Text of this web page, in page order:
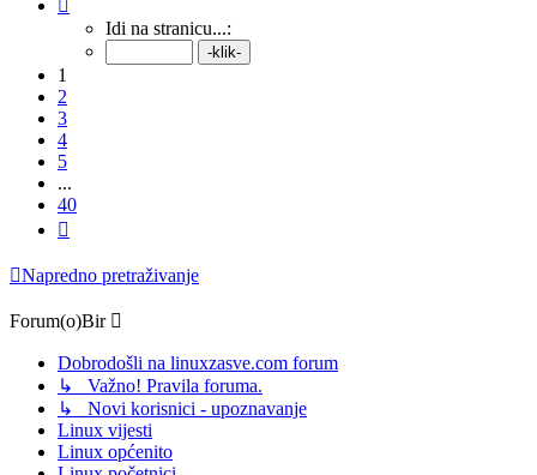
40 .Idi na stranicu...:
1
2
3
4
5
...
40
Napredno pretraživanje
Forum(o)Bir
Dobrodošli na linuxzasve.com forum
↳ Važno! Pravila foruma.
↳ Novi korisnici - upoznavanje
Linux vijesti
Linux općenito